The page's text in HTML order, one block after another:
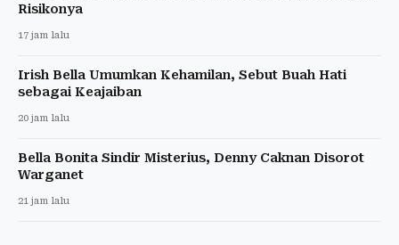
Risikonya
17 jam lalu
Irish Bella Umumkan Kehamilan, Sebut Buah Hati
sebagai Keajaiban
20 jam lalu
Bella Bonita Sindir Misterius, Denny Caknan Disorot
Warganet
21 jam lalu